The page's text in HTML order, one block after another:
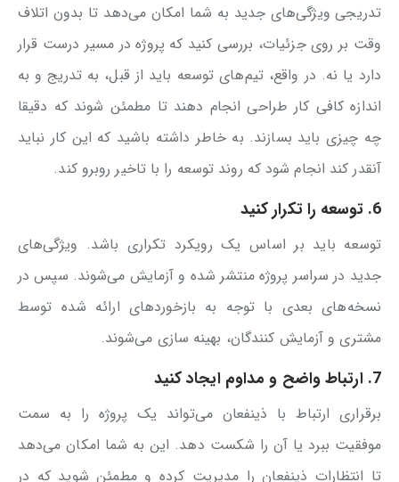
تدریجی ویژگی‌های جدید به شما امکان می‌دهد تا بدون اتلاف
وقت بر روی جزئیات، بررسی کنید که پروژه در مسیر درست قرار
دارد یا نه. در واقع، تیم‌های توسعه باید از قبل، به تدریج و به
اندازه کافی کار طراحی انجام دهند تا مطمئن شوند که دقیقا
چه چیزی باید بسازند. به خاطر داشته باشید که این کار نباید
آنقدر کند انجام شود که روند توسعه را با تاخیر روبرو کند.
6. توسعه را تکرار کنید
توسعه باید بر اساس یک رویکرد تکراری باشد. ویژگی‌های
جدید در سراسر پروژه منتشر شده و آزمایش می‌شوند. سپس در
نسخه‌های بعدی با توجه به بازخوردهای ارائه شده توسط
مشتری و آزمایش کنندگان، بهینه سازی می‌شوند.
7. ارتباط واضح و مداوم ایجاد کنید
برقراری ارتباط با ذینفعان می‌تواند یک پروژه را به سمت
موفقیت ببرد یا آن را شکست دهد. این به شما امکان می‌دهد
تا انتظارات ذینفعان را مدیریت کرده و مطمئن شوید که در